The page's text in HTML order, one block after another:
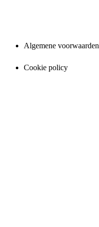
Algemene voorwaarden
Cookie policy